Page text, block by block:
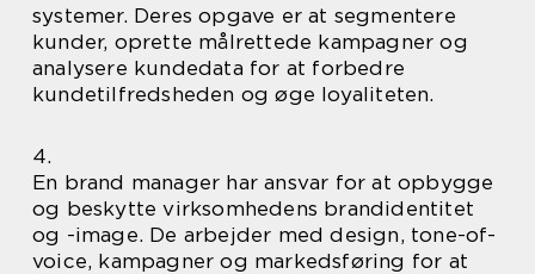
systemer. Deres opgave er at segmentere
kunder, oprette målrettede kampagner og
analysere kundedata for at forbedre
kundetilfredsheden og øge loyaliteten.
4.
En brand manager har ansvar for at opbygge
og beskytte virksomhedens brandidentitet
og -image. De arbejder med design, tone-of-
voice, kampagner og markedsføring for at